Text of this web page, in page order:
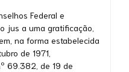
Federal e
jus a uma gratificação,
na forma estabelecida
de 1971,
69.382, de 19 de